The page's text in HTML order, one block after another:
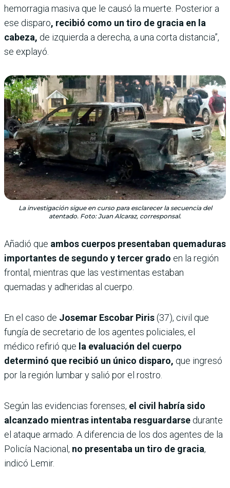
hemorragia masiva que le causó la muerte. Posterior a
ese disparo, recibió como un tiro de gracia en la
cabeza, de izquierda a derecha, a una corta distancia”,
se explayó.
La investigación sigue en curso para esclarecer la secuencia del
atentado. Foto: Juan Alcaraz, corresponsal.
Añadió que ambos cuerpos presentaban quemaduras
importantes de segundo y tercer grado en la región
frontal, mientras que las vestimentas estaban
quemadas y adheridas al cuerpo.
En el caso de Josemar Escobar Piris(37), civil que
fungía de secretario de los agentes policiales, el
médico refirió que la evaluación del cuerpo
determinó que recibió un único disparo, que ingresó
por la región lumbar y salió por el rostro.
Según las evidencias forenses, el civil habría sido
alcanzado mientras intentaba resguardarse durante
el ataque armado. A diferencia de los dos agentes de la
Policía Nacional, no presentaba un tiro de gracia,
indicó Lemir.